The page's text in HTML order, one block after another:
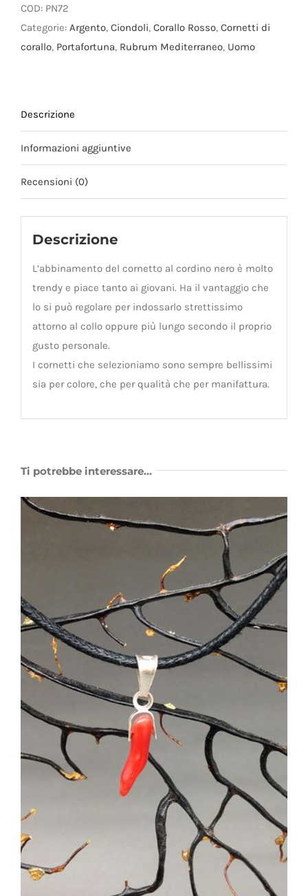
XL
con
cordino
COD: PN72
Categorie: Argento, Ciondoli, Corallo Rosso, Cornetti di
corallo, Portafortuna, Rubrum Mediterraneo, Uomo
Descrizione
Informazioni aggiuntive
Recensioni (0)
Descrizione
L’abbinamento del cornetto al cordino nero è molto
trendy e piace tanto ai giovani. Ha il vantaggio che
lo si può regolare per indossarlo strettissimo
attorno al collo oppure più lungo secondo il proprio
gusto personale.
I cornetti che selezioniamo sono sempre bellissimi
sia per colore, che per qualità che per manifattura.
Ti potrebbe interessare…